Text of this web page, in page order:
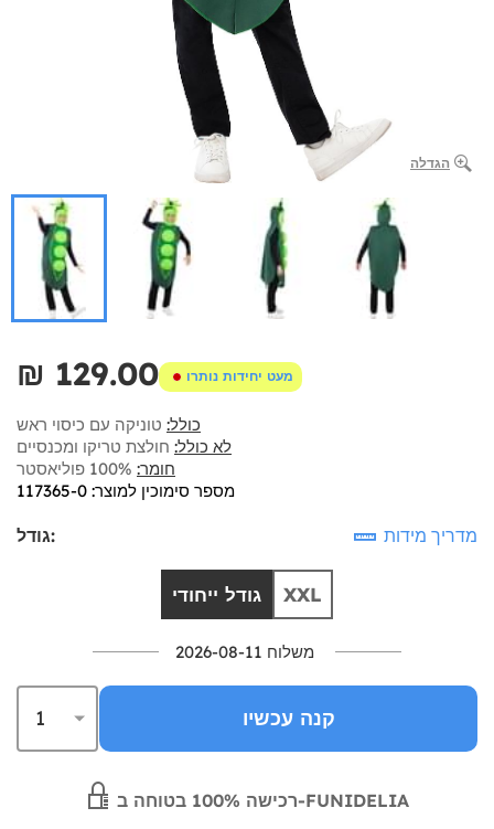
הגדלה
₪‎ 129.00 מעט יחידות נותרו
כולל: טוניקה עם כיסוי ראש
לא כולל: חולצת טריקו ומכנסיים
חומר:
מספר סימוכין למוצר: 117365-0
גודל: מדריך מידות
גודל ייחודי XXL
משלוח 2026-08-11
קנה עכשיו
רכישה 100% בטוחה ב-FUNIDELIA